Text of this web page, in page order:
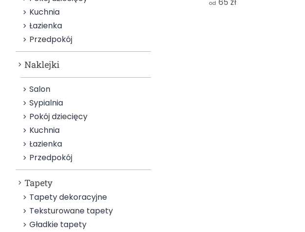
Kuchnia
Łazienka
Przedpokój
Naklejki
Salon
Sypialnia
Pokój dziecięcy
Kuchnia
Łazienka
Przedpokój
Tapety
Tapety dekoracyjne
Teksturowane tapety
Gładkie tapety
od